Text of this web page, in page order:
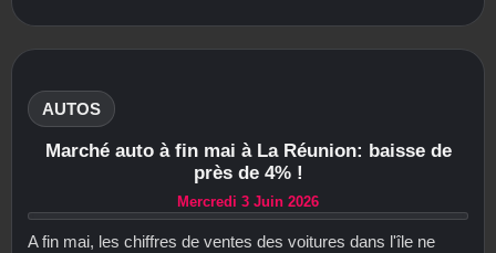
AUTOS
Marché auto à fin mai à La Réunion: baisse de
près de 4% !
Mercredi 3 Juin 2026
A fin mai, les chiffres de ventes des voitures dans l'île ne